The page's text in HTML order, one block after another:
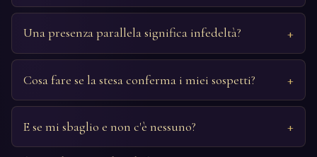
Una presenza parallela significa infedeltà?
Cosa fare se la stesa conferma i miei sospetti?
E se mi sbaglio e non c'è nessuno?